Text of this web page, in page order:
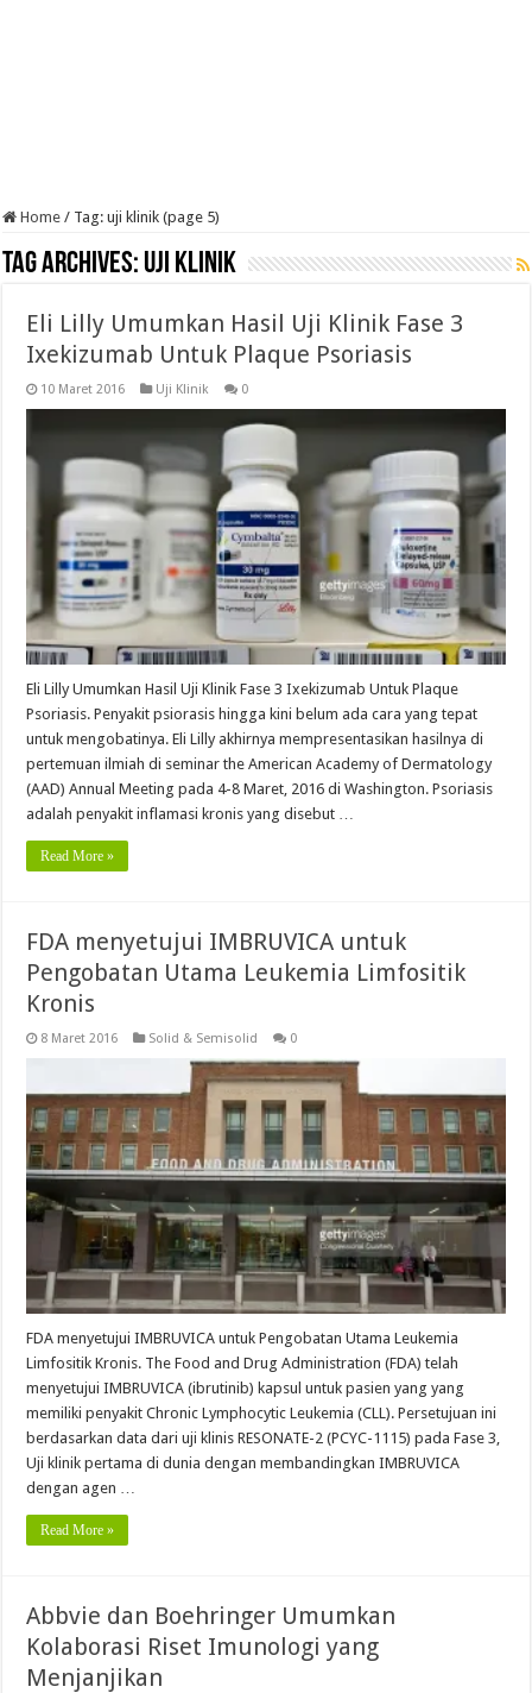
Home / Tag:uji klinik (page 5)
Tag Archives: uji klinik
Eli Lilly Umumkan Hasil Uji Klinik Fase 3
Ixekizumab Untuk Plaque Psoriasis
10 Maret 2016 Uji Klinik 0
Eli Lilly Umumkan Hasil Uji Klinik Fase 3 Ixekizumab Untuk Plaque
Psoriasis. Penyakit psiorasis hingga kini belum ada cara yang tepat
untuk mengobatinya. Eli Lilly akhirnya mempresentasikan hasilnya di
pertemuan ilmiah di seminar the American Academy of Dermatology
(AAD) Annual Meeting pada 4-8 Maret, 2016 di Washington. Psoriasis
adalah penyakit inflamasi kronis yang disebut …
Read More »
FDA menyetujui IMBRUVICA untuk
Pengobatan Utama Leukemia Limfositik
Kronis
8 Maret 2016 Solid & Semisolid 0
FDA menyetujui IMBRUVICA untuk Pengobatan Utama Leukemia
Limfositik Kronis. The Food and Drug Administration (FDA) telah
menyetujui IMBRUVICA (ibrutinib) kapsul untuk pasien yang yang
memiliki penyakit Chronic Lymphocytic Leukemia (CLL). Persetujuan ini
berdasarkan data dari uji klinis RESONATE-2 (PCYC-1115) pada Fase 3,
Uji klinik pertama di dunia dengan membandingkan IMBRUVICA
dengan agen …
Read More »
Abbvie dan Boehringer Umumkan
Kolaborasi Riset Imunologi yang
Menjanjikan